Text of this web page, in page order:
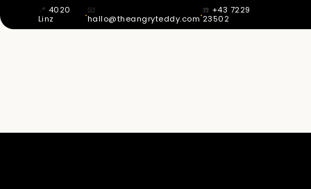
📍 4020
Linz
·📧
hallo@theangryteddy.com·☎️ +43 7229
23502